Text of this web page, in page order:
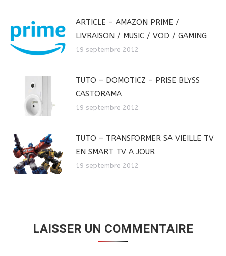
ARTICLE – AMAZON PRIME /
LIVRAISON / MUSIC / VOD / GAMING
19 septembre 2012
TUTO – DOMOTICZ – PRISE BLYSS
CASTORAMA
19 septembre 2012
TUTO – TRANSFORMER SA VIEILLE TV
EN SMART TV A JOUR
19 septembre 2012
LAISSER UN COMMENTAIRE